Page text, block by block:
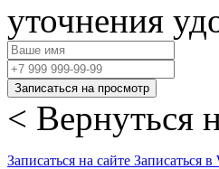
уточнения
Записаться на просмотр
< Вернуться
Записаться на сайте Записаться